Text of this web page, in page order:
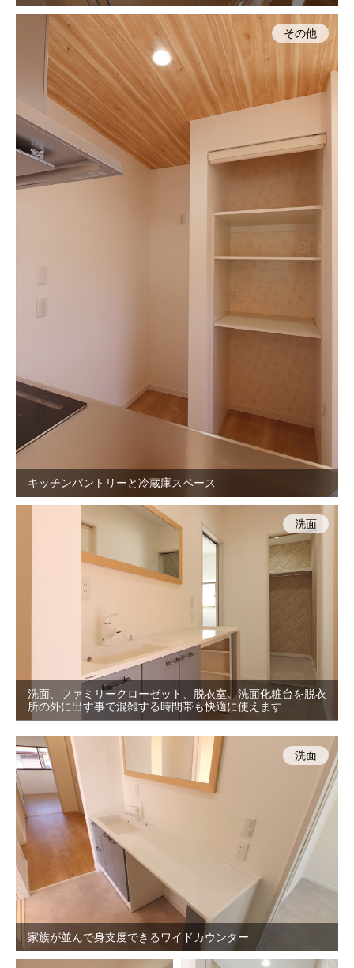
キッチンパントリーと冷蔵庫スペース
その他
洗面、ファミリークローゼット、脱衣室。洗面化粧台を脱衣
所の外に出す事で混雑する時間帯も快適に使えます
洗面
家族が並んで身支度できるワイドカウンター
洗面